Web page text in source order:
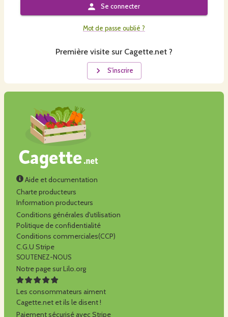
Se connecter
Mot de passe oublié ?
Première visite sur Cagette.net ?
S'inscrire
Aide et documentation
Charte producteurs
Information producteurs
Conditions générales d'utilisation
Politique de confidentialité
Conditions commerciales(CCP)
C.G.U Stripe
SOUTENEZ-NOUS
Notre page sur Lilo.org
Les consommateurs aiment
Cagette.net et ils le disent !
Paiement sécurisé avec Stripe